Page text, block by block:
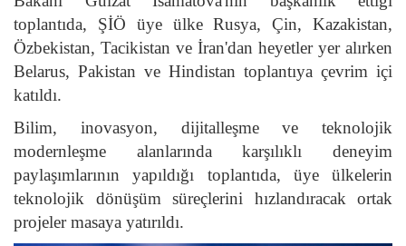
toplantıda, ŞİÖ üye ülke Rusya, Çin, Kazakistan,
Özbekistan, Tacikistan ve İran'dan heyetler yer alırken
Belarus, Pakistan ve Hindistan toplantıya çevrim içi
katıldı.
Bilim, inovasyon, dijitalleşme ve teknolojik
modernleşme alanlarında karşılıklı deneyim
paylaşımlarının yapıldığı toplantıda, üye ülkelerin
teknolojik dönüşüm süreçlerini hızlandıracak ortak
projeler masaya yatırıldı.